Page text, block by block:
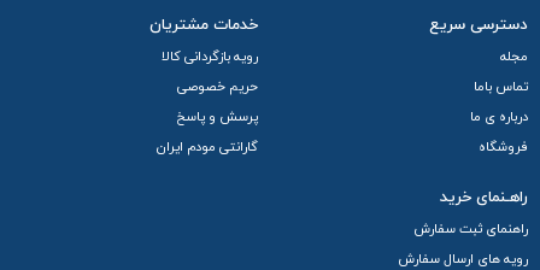
دسترسی سریع
مجله
تماس باما
درباره ی ما
فروشگاه
خدمات مشتریان
رویه بازگردانی کالا
حریم خصوصی
پرسش و پاسخ
گارانتی مودم ایران
راهـنمای خرید
راهنمای ثبت سفارش
رویه های ارسال سفارش